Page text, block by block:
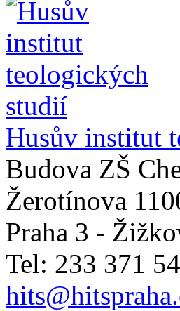
Husův institut
Budova ZŠ
Žerotínova
Praha 3 -
Tel: 233 371